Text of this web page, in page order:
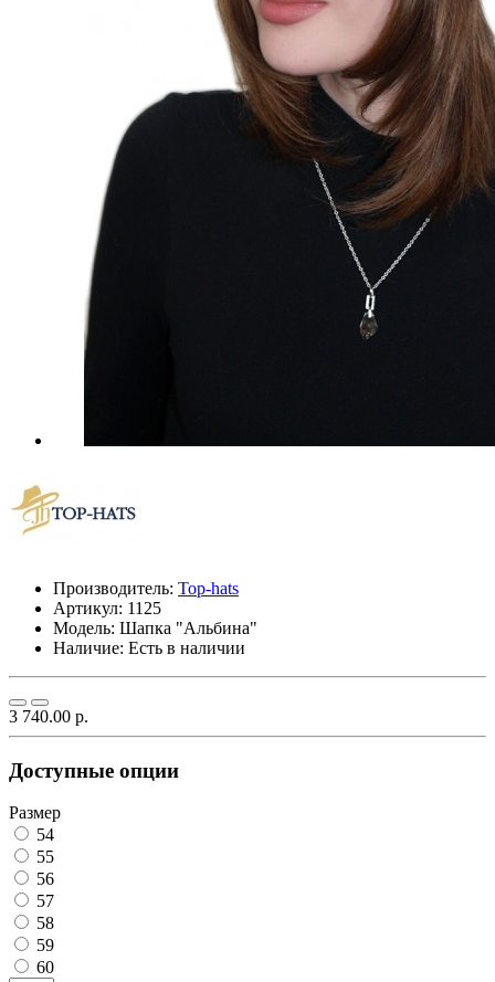
Производитель: Top-hats
Артикул: 1125
Модель: Шапка "Альбина"
Наличие: Есть в наличии
3 740.00 р.
Доступные опции
Размер
54
55
56
57
58
59
60